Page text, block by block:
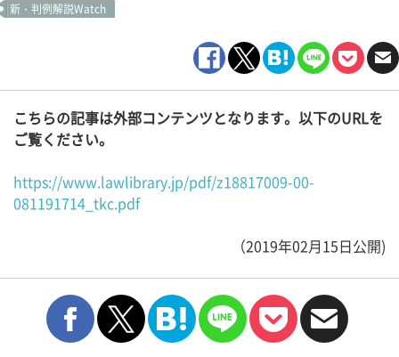
新・判例解説Watch
こちらの記事は外部コンテンツとなります。以下のURLを
ご覧ください。
https://www.lawlibrary.jp/pdf/z18817009-00-
081191714_tkc.pdf
（2019年02月15日公開)